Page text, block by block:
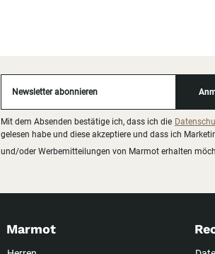
Newsletter abonnieren
Mit dem Absenden bestätige ich, dass ich die
gelesen habe und diese akzeptiere und dass ich
und/oder Werbemitteilungen von Marmot erhalten
Marmot